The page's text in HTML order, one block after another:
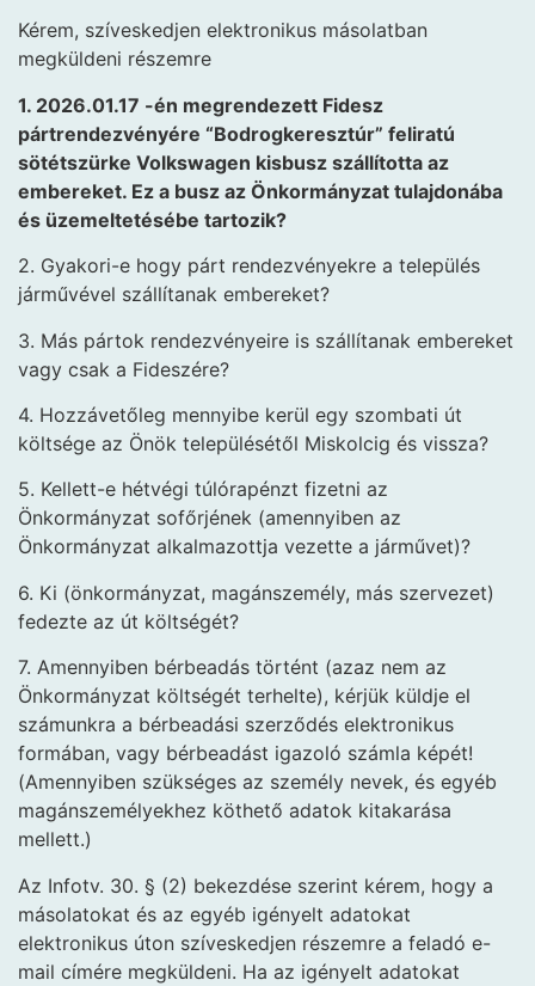
Kérem, szíveskedjen elektronikus másolatban
megküldeni részemre
1. 2026.01.17 -én megrendezett Fidesz
pártrendezvényére “Bodrogkeresztúr” feliratú
sötétszürke Volkswagen kisbusz szállította az
embereket. Ez a busz az Önkormányzat tulajdonába
és üzemeltetésébe tartozik?
2. Gyakori-e hogy párt rendezvényekre a település
járművével szállítanak embereket?
3. Más pártok rendezvényeire is szállítanak embereket
vagy csak a Fideszére?
4. Hozzávetőleg mennyibe kerül egy szombati út
költsége az Önök településétől Miskolcig és vissza?
5. Kellett-e hétvégi túlórapénzt fizetni az
Önkormányzat sofőrjének (amennyiben az
Önkormányzat alkalmazottja vezette a járművet)?
6. Ki (önkormányzat, magánszemély, más szervezet)
fedezte az út költségét?
7. Amennyiben bérbeadás történt (azaz nem az
Önkormányzat költségét terhelte), kérjük küldje el
számunkra a bérbeadási szerződés elektronikus
formában, vagy bérbeadást igazoló számla képét!
(Amennyiben szükséges az személy nevek, és egyéb
magánszemélyekhez köthető adatok kitakarása
mellett.)
Az Infotv. 30. § (2) bekezdése szerint kérem, hogy a
másolatokat és az egyéb igényelt adatokat
elektronikus úton szíveskedjen részemre a feladó e-
mail címére megküldeni. Ha az igényelt adatokat